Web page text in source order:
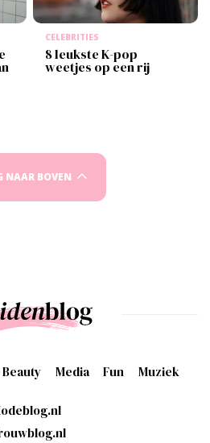
CELEBRITIES
8 leukste K-pop
weetjes op een rij
NAAR BOVEN
Media Fun Muziek